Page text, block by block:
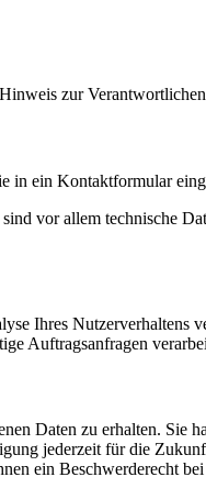
zur
in ein Kontaktformular
vor allem technische
Ihres Nutzerverhaltens
Auftragsanfragen
Daten zu erhalten. Sie
jederzeit für die
ein Beschwerderecht